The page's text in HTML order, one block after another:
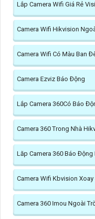
Lắp Camera Wifi Giá Rẻ
Camera Wifi Hikvision
Camera Wifi Có Màu Ban
Camera Ezviz Báo Động
Lắp Camera 360Có Báo
Camera 360 Trong Nhà
Lăp Camera 360 Báo Động
Camera Wifi Kbvision Xoay
Camera 360 Imou Ngoài